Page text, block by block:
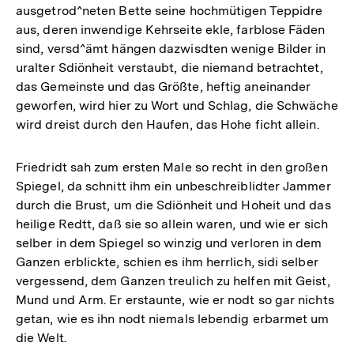
ausgetrod^neten Bette seine hochmütigen Teppidre
aus, deren inwendige Kehrseite ekle, farblose Fäden
sind, versd^ämt hängen dazwisdten wenige Bilder in
uralter Sdiönheit verstaubt, die niemand betrachtet,
das Gemeinste und das Größte, heftig aneinander
geworfen, wird hier zu Wort und Schlag, die Schwäche
wird dreist durch den Haufen, das Hohe ficht allein.
Friedridt sah zum ersten Male so recht in den großen
Spiegel, da schnitt ihm ein unbeschreiblidter Jammer
durch die Brust, um die Sdiönheit und Hoheit und das
heilige Redtt, daß sie so allein waren, und wie er sich
selber in dem Spiegel so winzig und verloren in dem
Ganzen erblickte, schien es ihm herrlich, sidi selber
vergessend, dem Ganzen treulich zu helfen mit Geist,
Mund und Arm. Er erstaunte, wie er nodt so gar nichts
getan, wie es ihn nodt niemals lebendig erbarmet um
die Welt.